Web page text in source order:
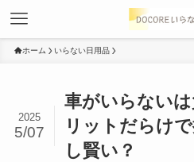
ホーム いらない日用品
車がいらない
リットだらけ
し賢い？
2025
5/07